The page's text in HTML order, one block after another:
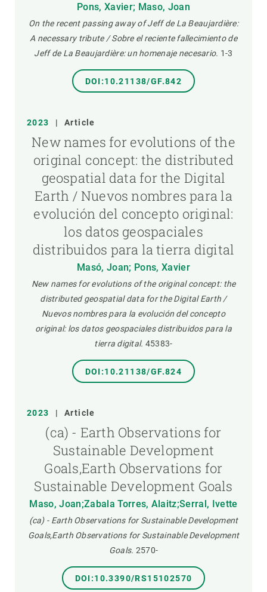
Pons, Xavier; Maso, Joan
On the recent passing away of Jeff de La Beaujardière:
A necessary tribute / Sobre el reciente fallecimiento de
Jeff de La Beaujardière: un homenaje necesario. 1-3
DOI:10.21138/GF.842
2023 | Article
New names for evolutions of the
original concept: the distributed
geospatial data for the Digital
Earth / Nuevos nombres para la
evolución del concepto original:
los datos geospaciales
distribuidos para la tierra digital
Masó, Joan; Pons, Xavier
New names for evolutions of the original concept: the
distributed geospatial data for the Digital Earth /
Nuevos nombres para la evolución del concepto
original: los datos geospaciales distribuidos para la
tierra digital. 45383-
DOI:10.21138/GF.824
2023 | Article
(ca) - Earth Observations for
Sustainable Development
Goals,Earth Observations for
Sustainable Development Goals
Maso, Joan;Zabala Torres, Alaitz;Serral, Ivette
(ca) - Earth Observations for Sustainable Development
Goals,Earth Observations for Sustainable Development
Goals. 2570-
DOI:10.3390/RS15102570